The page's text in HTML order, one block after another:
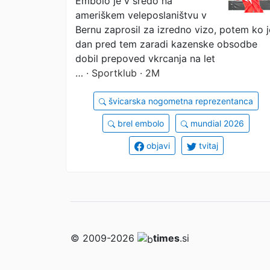
ameriškem veleposlaništvu v
Bernu zaprosil za izredno vizo, potem ko
dan pred tem zaradi kazenske obsodbe
dobil prepoved vkrcanja na let
… · Sportklub · 2M
švicarska nogometna reprezentanca
brel embolo mundial 2026
objavi tvitaj
© 2009-2026 times.si